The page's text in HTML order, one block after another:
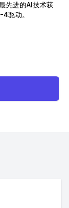
先进的AI技术获
驱动。